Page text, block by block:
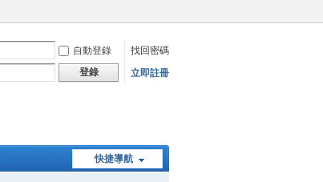
自動登錄
找回密碼
登錄 立即註冊
快捷導航